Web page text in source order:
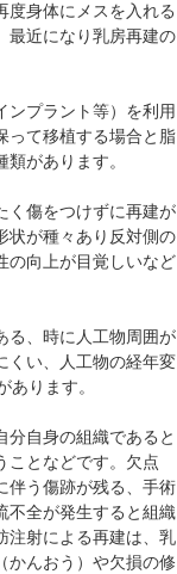
身体にメスを入れる
最近になり乳房再建の
プラント等）を利用
って移植する場合と脂
があります。
く傷をつけずに再建が
状が種々あり反対側の
の向上が目覚しいなど
る、時に人工物周囲が
くい、人工物の経年変
ります。
自身の組織であると
ことなどです。欠点
伴う傷跡が残る、手術
不全が発生すると組織
注射による再建は、乳
かんおう）や欠損の修